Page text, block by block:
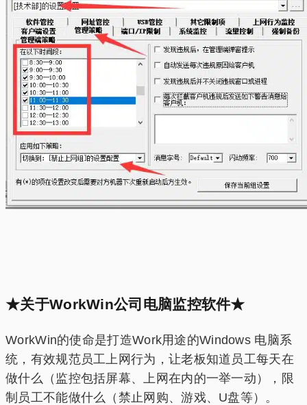
★关于WorkWin公司电脑监控软件★
WorkWin的使命是打造Work用途的Windows 电脑系
统，有效规范员工上网行为，让老板知道员工每天在
做什么（监控包括屏幕、上网在内的一举一动），限
制员工不能做什么（禁止网购、游戏、U盘等）。